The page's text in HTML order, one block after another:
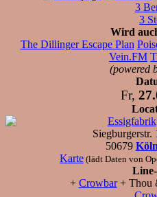
3
3
Wird
The Dillinger Escape Plan
Vein.FM
(powered
Fr,
Essigfabrik
Siegburgerstr.
50679 Köln
Karte (lädt Daten von
+ Crowbar+ Thou